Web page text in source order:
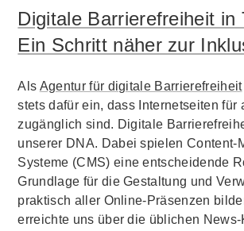
Digitale Barrierefreiheit in
Ein Schritt näher zur
Als Agentur für digitale Barrierefreiheit
stets dafür ein, dass Internetseiten für
zugänglich sind. Digitale
unserer DNA. Dabei spielen Content-
Systeme (CMS) eine entscheidende
Grundlage für die Gestaltung und
praktisch aller Online-Präsenzen
erreichte uns über die üblichen